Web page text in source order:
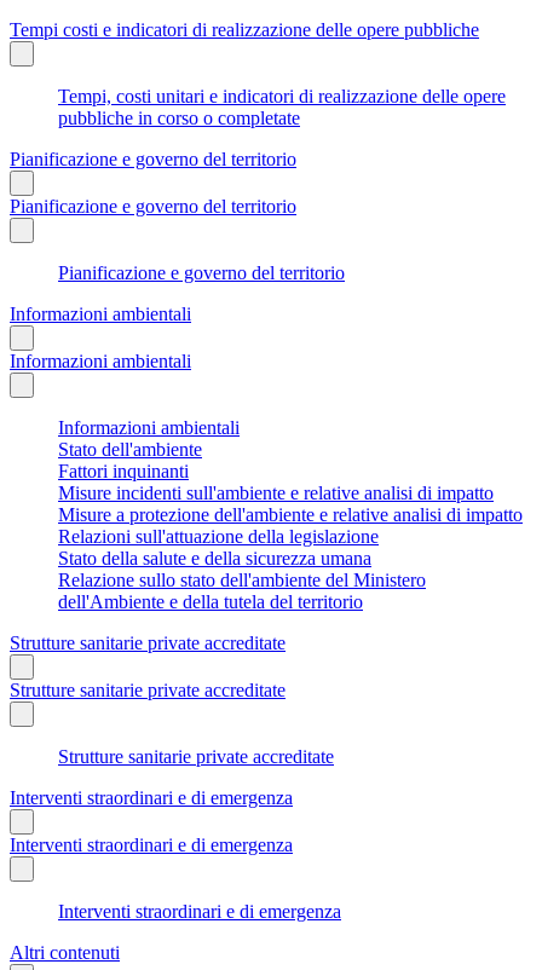
Tempi costi e indicatori di realizzazione delle opere pubbliche
Tempi, costi unitari e indicatori di realizzazione delle opere
pubbliche in corso o completate
Pianificazione e governo del territorio
Pianificazione e governo del territorio
Pianificazione e governo del territorio
Informazioni ambientali
Informazioni ambientali
Informazioni ambientali
Stato dell'ambiente
Fattori inquinanti
Misure incidenti sull'ambiente e relative analisi di impatto
Misure a protezione dell'ambiente e relative analisi di impatto
Relazioni sull'attuazione della legislazione
Stato della salute e della sicurezza umana
Relazione sullo stato dell'ambiente del Ministero
dell'Ambiente e della tutela del territorio
Strutture sanitarie private accreditate
Strutture sanitarie private accreditate
Strutture sanitarie private accreditate
Interventi straordinari e di emergenza
Interventi straordinari e di emergenza
Interventi straordinari e di emergenza
Altri contenuti